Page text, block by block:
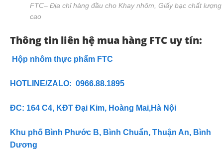
FTC– Địa chỉ hàng đầu cho Khay nhôm, Giấy bạc chất lượng
cao
Thông tin liên hệ mua hàng FTC uy tín:
Hộp nhôm thực phẩm FTC
HOTLINE/ZALO: 0966.88.1895
ĐC: 164 C4, KĐT Đại Kim, Hoàng Mai,Hà Nội
Khu phố Bình Phước B, Bình Chuẩn, Thuận An, Bình
Dương